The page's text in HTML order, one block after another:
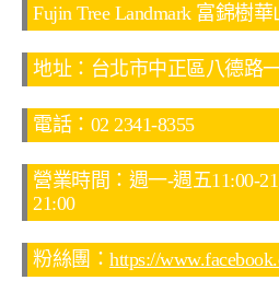
Fujin Tree Landmark 富錦樹
地址：台北市中正區八德路
電話：02 2341-8355
營業時間：週一-週五11:00-
21:00
粉絲團： https://